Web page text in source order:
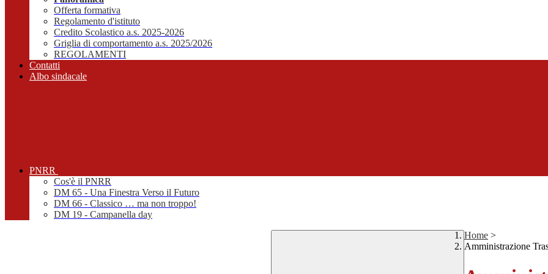
Offerta formativa
Regolamento d'istituto
Credito Scolastico a.s. 2025-2026
Griglia di comportamento a.s. 2025/2026
REGOLAMENTI
Contatti
Albo sindacale
PNRR
Cos'è il PNRR
DM 65 - Una Finestra Verso il Futuro
DM 66 - Classico … ma non troppo!
DM 19 - Campanella day
Home >
Amministrazione